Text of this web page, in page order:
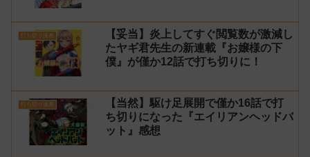
打ち切り漫画
【妥当】炎上してすぐ閲覧数が激減し
たヤギ君先生の新連載『お嬢様の下
僕』が僅か12話で打ち切りに！
打ち切り漫画
【当然】駆け足展開で僅か16話で打
ち切りになった『エイリアンヘッドバ
ット』感想